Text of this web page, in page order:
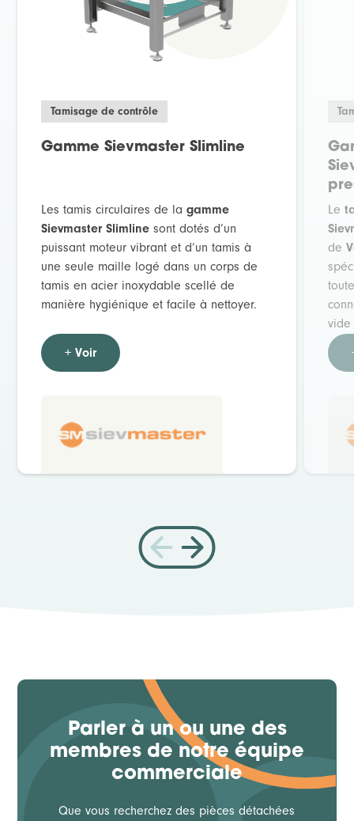
Tamisage de contrôle
Gamme Sievmaster Slimline
Les tamis circulaires de lagamme
Sievmaster Slimline sont dotés d’un
puissant moteur vibrant et d’un tamis à
une seule maille logé dans un corps de
tamis en acier inoxydable scellé de
manière hygiénique et facile à nettoyer.
+ Voir
Le
de
vide
Parler à un ou une des
membres de notre équipe
commerciale
Que vous recherchez des pièces détachées